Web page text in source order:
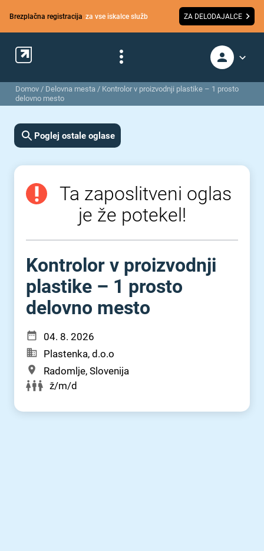
Brezplačna registracija za vse iskalce služb ZA DELODAJALCE
Domov / Delovna mesta / Kontrolor v proizvodnji plastike – 1 prosto
delovno mesto
Poglej ostale oglase
Ta zaposlitveni oglas
je že potekel!
Kontrolor v proizvodnji
plastike – 1 prosto
delovno mesto
04. 8. 2026
Plastenka, d.o.o
Radomlje, Slovenija
ž/m/d